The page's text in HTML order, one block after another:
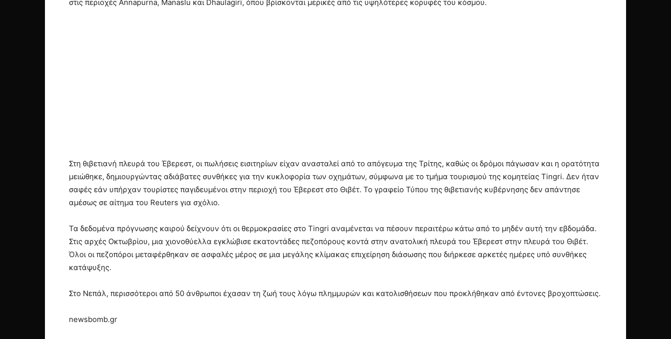
στις περιοχές Annapurna, Manaslu και Dhaulagiri, όπου βρίσκονται μερικές από τις υψηλότερες κορυφές του κόσμου.
Στη θιβετιανή πλευρά του Έβερεστ, οι πωλήσεις εισιτηρίων είχαν ανασταλεί από το απόγευμα της Τρίτης, καθώς οι δρόμοι πάγωσαν και η ορατότητα
μειώθηκε, δημιουργώντας αδιάβατες συνθήκες για την κυκλοφορία των οχημάτων, σύμφωνα με το τμήμα τουρισμού της κομητείας Tingri. Δεν ήταν
σαφές εάν υπήρχαν τουρίστες παγιδευμένοι στην περιοχή του Έβερεστ στο Θιβέτ. Το γραφείο Τύπου της θιβετιανής κυβέρνησης δεν απάντησε
αμέσως σε αίτημα του Reuters για σχόλιο.
Τα δεδομένα πρόγνωσης καιρού δείχνουν ότι οι θερμοκρασίες στο Tingri αναμένεται να πέσουν περαιτέρω κάτω από το μηδέν αυτή την εβδομάδα.
Στις αρχές Οκτωβρίου, μια χιονοθύελλα εγκλώβισε εκατοντάδες πεζοπόρους κοντά στην ανατολική πλευρά του Έβερεστ στην πλευρά του Θιβέτ.
Όλοι οι πεζοπόροι μεταφέρθηκαν σε ασφαλές μέρος σε μια μεγάλης κλίμακας επιχείρηση διάσωσης που διήρκεσε αρκετές ημέρες υπό συνθήκες
κατάψυξης.
Στο Νεπάλ, περισσότεροι από 50 άνθρωποι έχασαν τη ζωή τους λόγω πλημμυρών και κατολισθήσεων που προκλήθηκαν από έντονες βροχοπτώσεις.
newsbomb.gr